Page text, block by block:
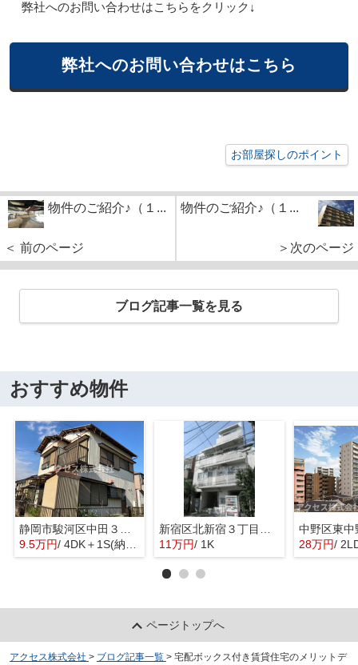
弊社へのお問い合わせはこちらをクリック↓
弊社へのお問い合わせはこちら
お部屋探しのポイント
物件のご紹介♪（１...
＜ 前のページ
物件のご紹介♪（１...
＞次のページ
ブログ記事一覧を見る
おすすめ物件
静岡市駿河区中田３丁目の一戸建て
9.5万円/ 4DK＋1S(納戸)
新宿区北新宿３丁目のマンション
11万円/ 1K 28万円/
ページトップへ
アクセス株式会社 > ブログ記事一覧 > 宅配ボックス付き賃貸住宅のメリットデ